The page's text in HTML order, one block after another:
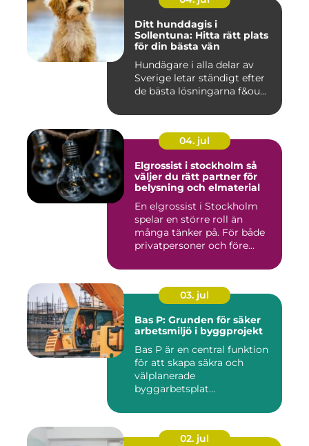
Ditt hunddagis i
Sollentuna: Hitta rätt plats
för din bästa vän
Hundägare i alla delar av
Sverige letar ständigt efter
de bästa lösningarna f&ou...
04. jul
Elgrossist i stockholm så
väljer du rätt partner för
belysning och elmaterial
En elgrossist i Stockholm
spelar en större roll än
många tänker på. För både
privatpersoner och före...
03. jul
Bas P: Grunden för säker
arbetsmiljö i byggprojekt
Bas P är en central funktion
för att skapa säkra och
välplanerade
byggarbetsplat...
02. jul